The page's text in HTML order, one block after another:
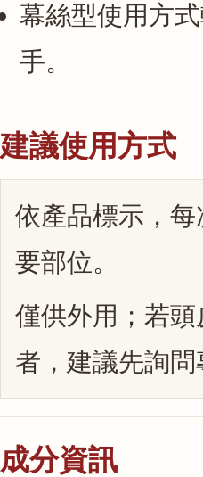
幕絲型使用方
手。
建議使用方式
依產品標示，
要部位。
僅供外用；若
者，建議先詢
成分資訊